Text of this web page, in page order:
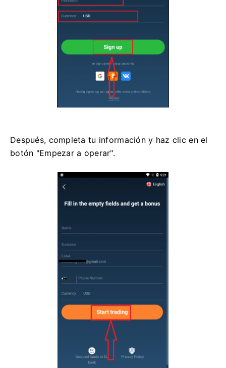
Después, completa tu información y haz clic en el
botón "Empezar a operar".